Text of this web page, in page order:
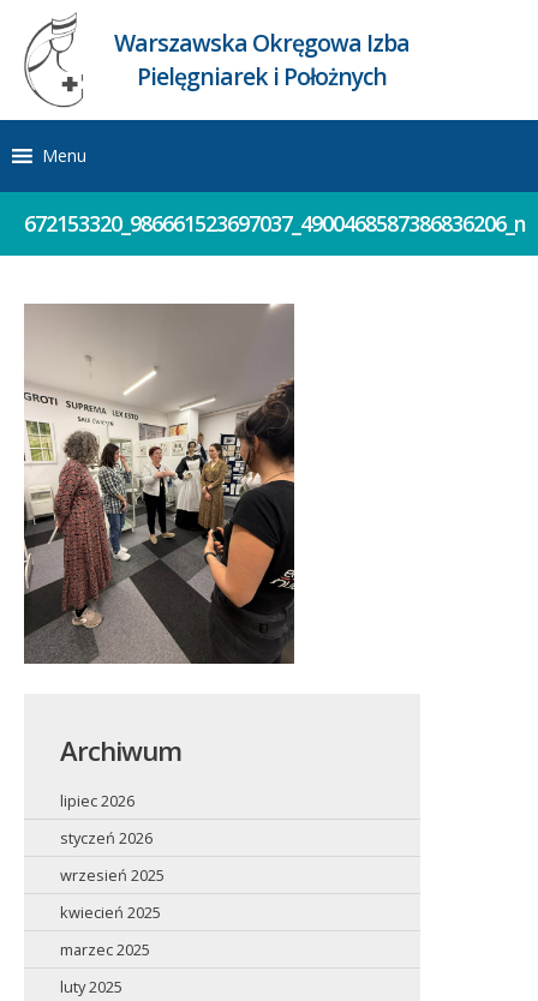
Warszawska Okręgowa Izba
Pielęgniarek i Położnych
Menu
672153320_986661523697037_4900468587386836206_n
Archiwum
lipiec 2026
styczeń 2026
wrzesień 2025
kwiecień 2025
marzec 2025
luty 2025